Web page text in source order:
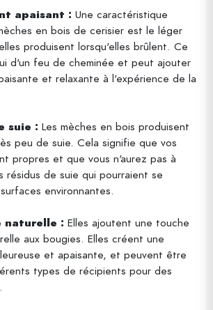
apaisant : Une caractéristique
en bois de cerisier est le léger
produisent lorsqu'elles brûlent. Ce
d'un feu de cheminée et peut ajouter
et relaxante à l'expérience de la
suie : Les mèches en bois produisent
peu de suie. Cela signifie que vos
propres et que vous n'aurez pas à
résidus de suie qui pourraient se
environnantes.
naturelle : Elles ajoutent une touche
aux bougies. Elles créent une
et apaisante, et peuvent être
types de récipients pour des